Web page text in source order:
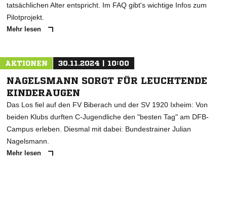
tatsächlichen Alter entspricht. Im FAQ gibt's wichtige Infos zum
Pilotprojekt.
Mehr lesen
AKTIONEN 30.11.2024 | 10:00
NAGELSMANN SORGT FÜR LEUCHTENDE
KINDERAUGEN
Das Los fiel auf den FV Biberach und der SV 1920 Ixheim: Von
beiden Klubs durften C-Jugendliche den "besten Tag" am DFB-
Campus erleben. Diesmal mit dabei: Bundestrainer Julian
Nagelsmann.
Mehr lesen